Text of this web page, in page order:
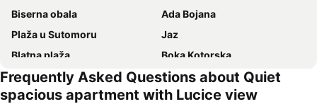
Biserna obala
Ada Bojana
Plaža u Sutomoru
Jaz
Blatna plaža
Boka Kotorska
Kotor
Ženska plaža
Bečićka plaža
Šetalište Pet Danica
Frequently Asked Questions about Quiet
spacious apartment with Lucice view